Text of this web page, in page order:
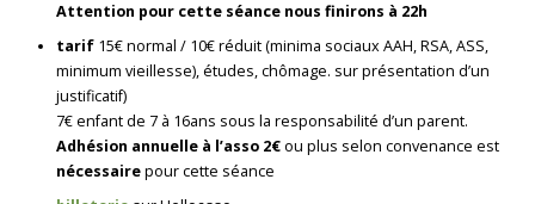
Attention pour cette séance nous finirons à 22h
tarif15€ normal / 10€ réduit (minima sociaux AAH, RSA, ASS,
minimum vieillesse), études, chômage. sur présentation d’un
justificatif)
7€ enfant de 7 à 16ans sous la responsabilité d’un parent.
Adhésion annuelle à l’asso 2€ou plus selon convenance est
nécessairepour cette séance